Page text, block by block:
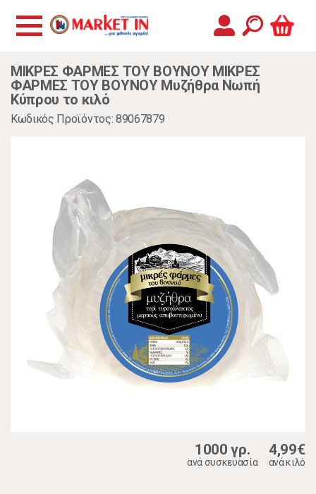
ΜΙΚΡΕΣ ΦΑΡΜΕΣ ΤΟΥ ΒΟΥΝΟΥ ΜΙΚΡΕΣ
ΦΑΡΜΕΣ ΤΟΥ ΒΟΥΝΟΥ Μυζήθρα Νωπή
Κύπρου το κιλό
Κωδικός Προϊόντος: 89067879
1000 γρ.
ανά συσκευασία
4,99€
ανά κιλό